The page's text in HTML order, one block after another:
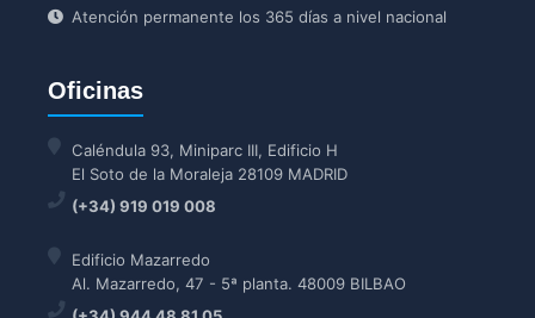
Atención permanente los 365 días a nivel nacional
Oficinas
Caléndula 93, Miniparc III, Edificio H
El Soto de la Moraleja 28109 MADRID
(+34) 919 019 008
Edificio Mazarredo
Al. Mazarredo, 47 - 5ª planta. 48009 BILBAO